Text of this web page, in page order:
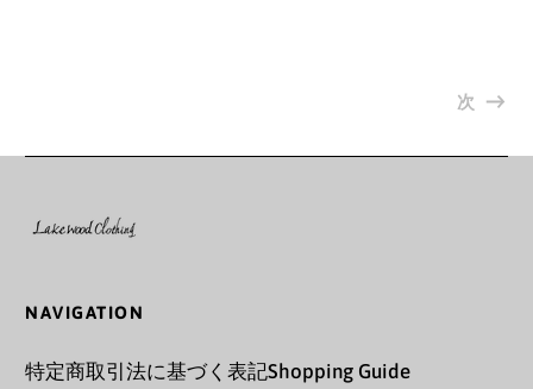
次
NAVIGATION
特定商取引法に基づく表記Shopping Guide
シエラレオネ (SLL Le)